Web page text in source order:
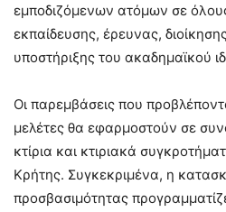
εμποδιζόμενων ατόμων σε
εκπαίδευσης, έρευνας,
υποστήριξης του ακαδημαϊκού
Οι παρεμβάσεις που
μελέτες θα εφαρμοστούν σε
κτίρια και κτιριακά
Κρήτης. Συγκεκριμένα, η
προσβασιμότητας